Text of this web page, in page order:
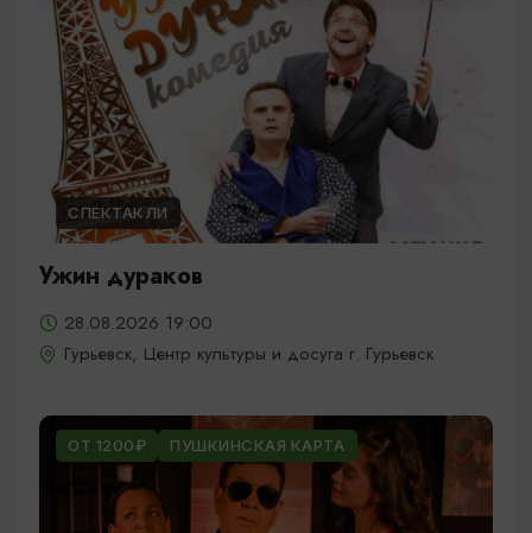
СПЕКТАКЛИ
Ужин дураков
28.08.2026 19:00
Гурьевск, Центр культуры и досуга г. Гурьевск
ОТ 1200₽ ПУШКИНСКАЯ КАРТА